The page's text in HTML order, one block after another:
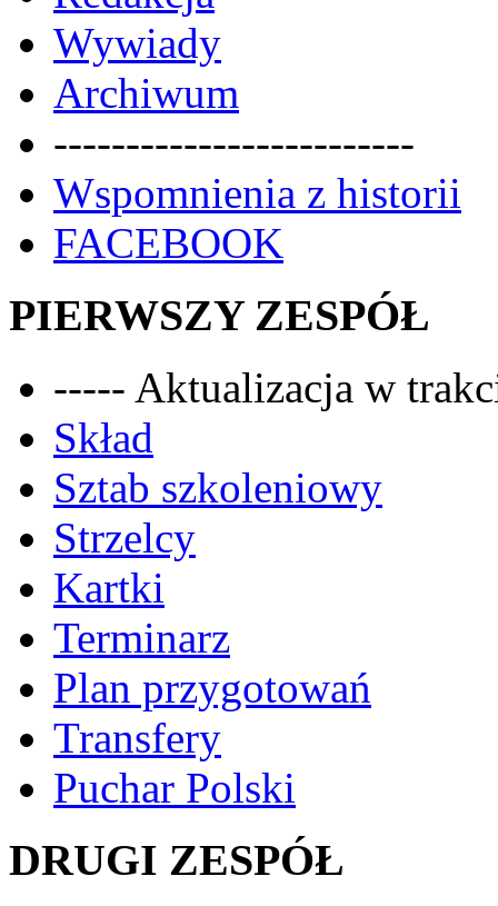
Wywiady
Archiwum
-------------------------
Wspomnienia z historii
FACEBOOK
PIERWSZY ZESPÓŁ
----- Aktualizacja w
Skład
Sztab szkoleniowy
Strzelcy
Kartki
Terminarz
Plan przygotowań
Transfery
Puchar Polski
DRUGI ZESPÓŁ